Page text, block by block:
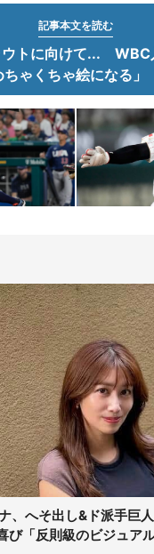
記事本文を読む
ウトに向けて... WBC
ゃくちゃ絵になる」
、へそ出し&ド派手巨
び「反則級のビジュアル